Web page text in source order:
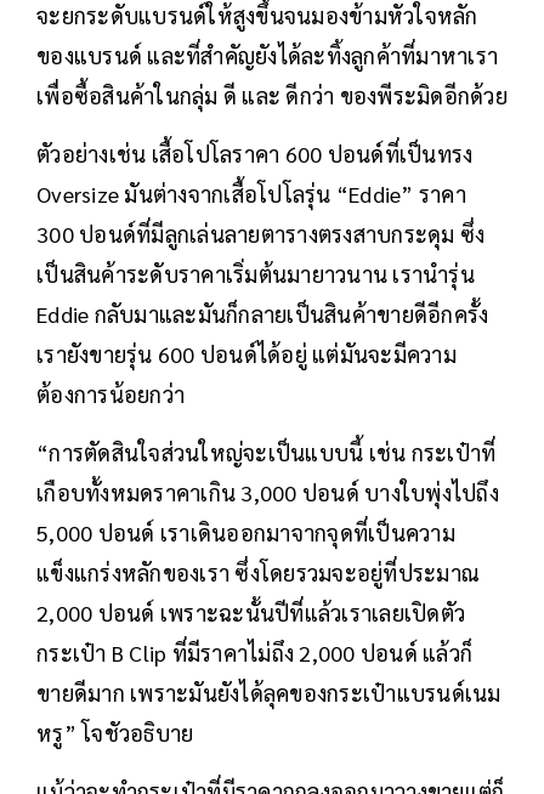
อธิบายว่า มันคือการมีพีระมิดราคาที่มีตัวเลือกตั้งแต่
ระดับ ดี, ดีกว่า และดีที่สุด โดยก่อนหน้านี้เรามุ่งมั่น
จะยกระดับแบรนด์ให้สูงขึ้นจนมองข้ามหัวใจหลัก
ของแบรนด์ และที่สำคัญยังได้ละทิ้งลูกค้าที่มาหาเรา
เพื่อซื้อสินค้าในกลุ่ม ดี และ ดีกว่า ของพีระมิดอีกด้วย
ตัวอย่างเช่น เสื้อโปโลราคา 600 ปอนด์ที่เป็นทรง
Oversize มันต่างจากเสื้อโปโลรุ่น “Eddie” ราคา
300 ปอนด์ที่มีลูกเล่นลายตารางตรงสาบกระดุม ซึ่ง
เป็นสินค้าระดับราคาเริ่มต้นมายาวนาน เรานำรุ่น
Eddie กลับมาและมันก็กลายเป็นสินค้าขายดีอีกครั้ง
เรายังขายรุ่น 600 ปอนด์ได้อยู่ แต่มันจะมีความ
ต้องการน้อยกว่า
“การตัดสินใจส่วนใหญ่จะเป็นแบบนี้ เช่น กระเป๋าที่
เกือบทั้งหมดราคาเกิน 3,000 ปอนด์ บางใบพุ่งไปถึง
5,000 ปอนด์ เราเดินออกมาจากจุดที่เป็นความ
แข็งแกร่งหลักของเรา ซึ่งโดยรวมจะอยู่ที่ประมาณ
2,000 ปอนด์ เพราะฉะนั้นปีที่แล้วเราเลยเปิดตัว
กระเป๋า B Clip ที่มีราคาไม่ถึง 2,000 ปอนด์ แล้วก็
ขายดีมาก เพราะมันยังได้ลุคของกระเป๋าแบรนด์เนม